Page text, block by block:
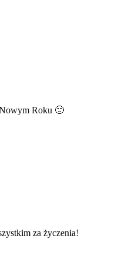
Roku 🙂
za życzenia!